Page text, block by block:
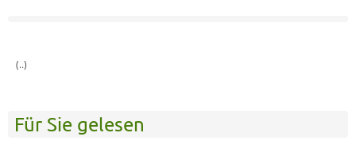
(..)
Für Sie gelesen